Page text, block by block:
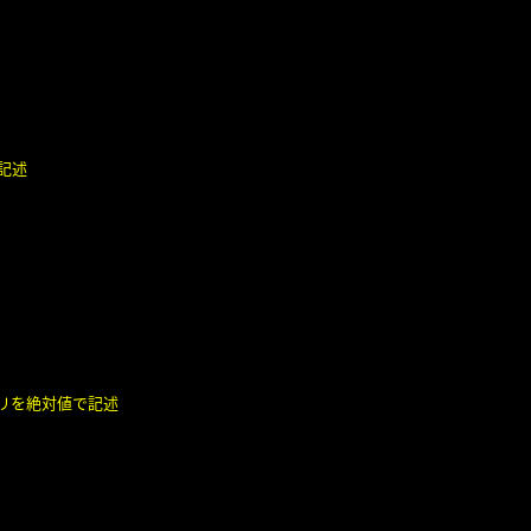
述
を絶対値で記述